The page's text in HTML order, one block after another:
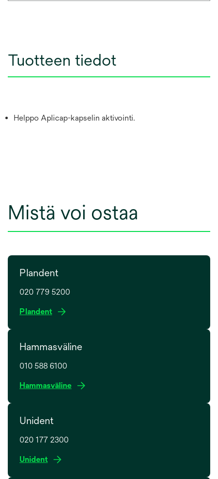
Tuotteen tiedot
Helppo Aplicap-kapselin aktivointi.
Mistä voi ostaa
Plandent
020 779 5200
Plandento
n
i
n
e
t
b
Hammasväline
010 588 6100
Hammasvälineo
Unident
020 177 2300
Unidento